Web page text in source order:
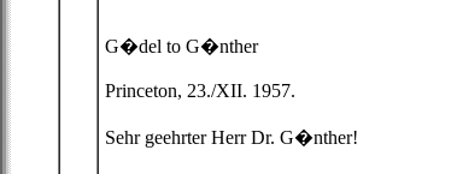
G�del to G�nther
Princeton, 23./XII. 1957.
Sehr geehrter Herr Dr. G�nther!